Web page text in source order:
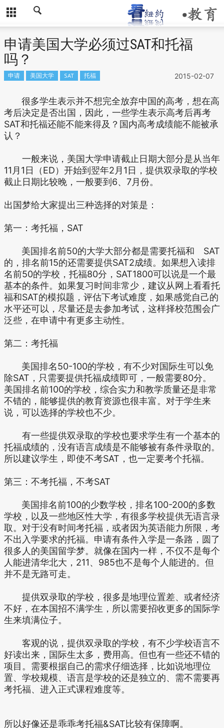
申请美国大学必须过SAT和托福
吗？
2015-02-07
申请 美国大学 SAT 托福
很多学生表示并不想完全放弃中国的高考，想在高
考后决定是否出国，因此，一些学生表示高考后再考
SAT和托福还能不能来得及？国内高考成绩能不能被承
认？
一般来说，美国大学申请截止日期大部分是从当年
11月1日（ED）开始到翌年2月1日，提供双录取的学校
截止日期比较晚，一般要到6、7月份。
出国梦给大家提出三种选择的对策是：
第一：考托福，SAT
美国排名前50的大学大部分都是需要托福和 SAT
的，排名前15的还需要提供SAT2成绩。如果想入读排
名前50的学校，托福80分，SAT1800可以说是一个最
基本的条件。如果复习时间非常少，建议从网上看看托
福和SAT的模拟题，评估下考试难度，如果感觉自己的
水平还可以，尽量还是去参加考试，这样择校范围会广
泛些，在申请中有更多主动性。
第二：考托福
美国排名50-100的学校，有不少对国际生可以免
除SAT，只需要提供托福成绩即可，一般需要80分。
美国排名前100的学校，综合实力和教学质量还是非常
不错的，能够提供的教育资源也很丰富。对于学生来
说，可以选择的学校也不少。
有一些提供双录取的学校也要求学生有一个基本的
托福成绩的，没有语言成绩是不能够被有条件录取的。
所以建议学生，即使不考SAT，也一定要考个托福。
第三：不考托福，不考SAT
美国排名前100的少数学校，排名100-200的多数
学校，以及一些地区性大学，有很多学校提供无语言录
取。对于没有时间考托福，或者因为英语能力所限，考
不出入学要求的托福。申请有条件入学是一条路，圆了
很多人的美国留学梦。就像在国内一样，不仅不是每个
人能进清华北大，211、985也不是每个人能进的。但
并不是无路可走。
提供双录取的学校，很多是地理位置差、或者经济
不好，在本国招不满学生，所以需要招收更多的国际学
生来填满位子。
客观的说，提供双录取的学校，有不少学校语言不
好读出来，国际生太多，费用高。但也有一些还不错的
项目。需要根据自己的需求仔细选择，比如说地理位
置、学校规模、语言是学校的还是独立的、需不需要再
考托福、进入正式课程难度等。
所以好像还是乖乖考托福&SAT比较有保障啊。